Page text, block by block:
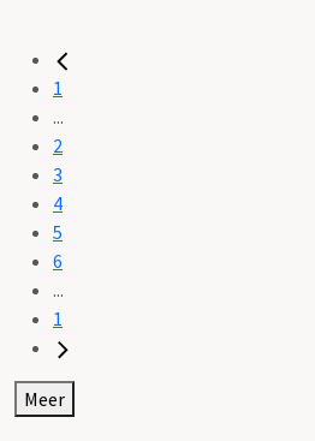
1
...
2
3
4
5
6
...
1
Meer